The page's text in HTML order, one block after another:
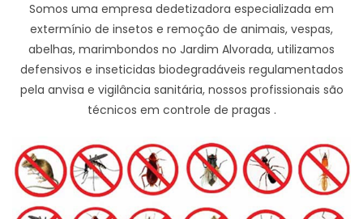
Somos uma empresa dedetizadora especializada em
extermínio de insetos e remoção de animais, vespas,
abelhas, marimbondos no Jardim Alvorada, utilizamos
defensivos e inseticidas biodegradáveis regulamentados
pela anvisa e vigilância sanitária, nossos profissionais são
técnicos em controle de pragas .